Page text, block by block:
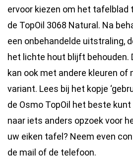
ervoor kiezen om het tafelblad
de TopOil 3068 Natural. Na
een onbehandelde uitstraling,
het lichte hout blijft behouden.
kan ook met andere kleuren of
variant. Lees bij het kopje
de Osmo TopOil het beste
naar iets anders opzoek voor
uw eiken tafel? Neem even
de mail of de telefoon.